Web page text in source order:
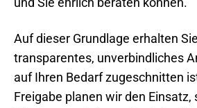
Auf dieser Grundlage erhalten
transparentes, unverbindliches
auf Ihren Bedarf zugeschnitten
Freigabe planen wir den Einsatz,